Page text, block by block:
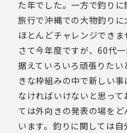
た年でした。一方で釣り
旅行で沖縄での大物釣り
ほとんどチャレンジできま
さて今年度ですが、60代
据えていろいろ頑張りた
きな枠組みの中で新しい
なければいけないと思っ
ては外向きの発表の場を
います。釣りに関しては